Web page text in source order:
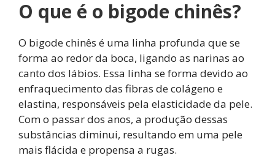
O que é o bigode chinês?
O bigode chinês é uma linha profunda que se
forma ao redor da boca, ligando as narinas ao
canto dos lábios. Essa linha se forma devido ao
enfraquecimento das fibras de colágeno e
elastina, responsáveis pela elasticidade da pele.
Com o passar dos anos, a produção dessas
substâncias diminui, resultando em uma pele
mais flácida e propensa a rugas.